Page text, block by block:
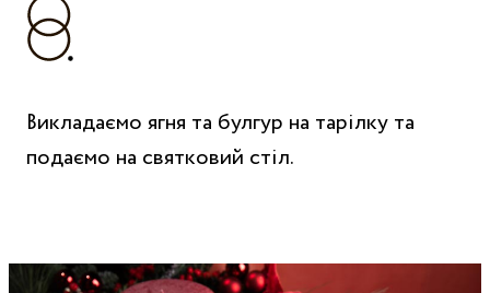
Викладаємо ягня та булгур на тарілку та
подаємо на святковий стіл.